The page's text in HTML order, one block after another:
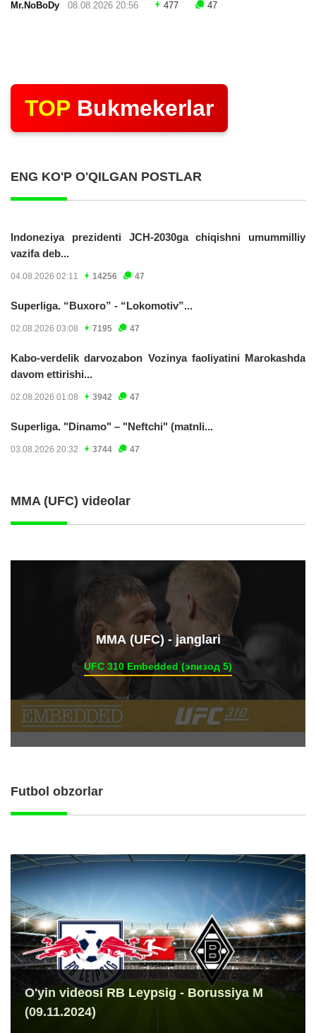
Mr.NoBoDy 08.08.2026 20:56 477 47
TOP Bukmekerlar
ENG KO'P O'QILGAN POSTLAR
Indoneziya prezidenti JCH-2030ga chiqishni umummilliy
vazifa deb...
04.08.2026 02:11 14256 47
Superliga. “Buxoro” - “Lokomotiv”...
02.08.2026 03:08 7195 47
Kabo-verdelik darvozabon Vozinya faoliyatini Marokashda
davom ettirishi...
02.08.2026 01:08 3942 47
Superliga. "Dinamo" – "Neftchi" (matnli...
03.08.2026 20:32 3744 47
MMA (UFC) videolar
ММА (UFC) - janglari
UFC 310 Embedded (эпизод 5)
Futbol obzorlar
O'yin videosi RB Leypsig - Borussiya M
(09.11.2024)